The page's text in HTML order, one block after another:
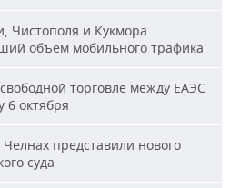
Чистополя и Кукмора
объем мобильного трафика
торговле между ЕАЭС
6 октября
представили нового
суда